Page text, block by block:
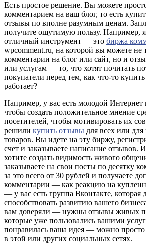
Есть простое решение. Вы можете
комментарием на ваш блог, то есть
отзывы по вполне разумным ценам.
получите ощутимую пользу. Например,
отличный инструмент — это биржа
wpcomment.ru, на которой вы можете не
комментарии на блог или сайт, но и
или услугам — то, что хотят почитать
покупатели перед тем, как что-то
работает?
Например, у вас есть молодой Интернет
чтобы создать положительное мнение
посетителей, чтобы мотивировать их
решили купить отзывы для всех или
товаров. Вы идете на эту биржу,
счет и заказываете написание отзывов.
хотите создать видимость живого
заказываете на свои посты по десятку
за это всего от 30 рублей и получаете
комментарии — как реакцию на
— у вас есть группа Вконтакте, которая
способствовать развитию вашего
вам доверяли — нужны отзывы живых
которые уже пользовались вашими
понравилась ваша идея — можно просто
в этой или других социальных сетях.